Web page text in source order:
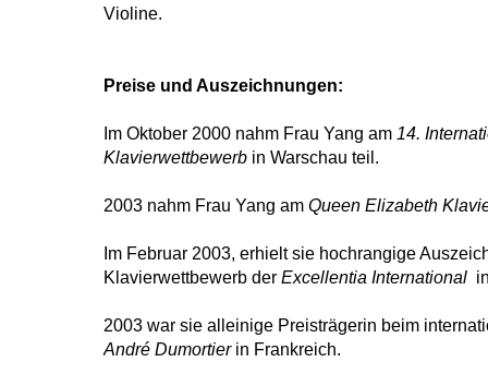
Violine.
Preise und Auszeichnungen:
Im Oktober 2000 nahm Frau Yang am 14.
Klavierwettbewerb in Warschau teil.
2003 nahm Frau Yang am Queen Elizabeth
Im Februar 2003, erhielt sie hochrangige
Klavierwettbewerb der Excellentia International
2003 war sie alleinige Preisträgerin beim
André Dumortierin Frankreich.